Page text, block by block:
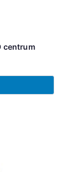
centrum